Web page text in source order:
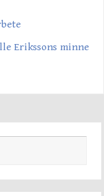
Erikssons minne